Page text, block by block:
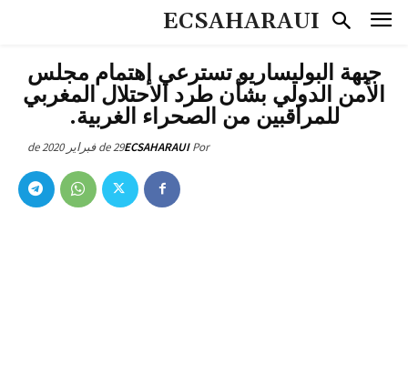
ECSAHARAUI
جبهة البوليساريو تسترعي إهتمام مجلس
الأمن الدولي بشأن طرد الاحتلال المغربي
للمراقبين من الصحراء الغربية.
Por
ECSAHARAUI29 de فبراير de 2020